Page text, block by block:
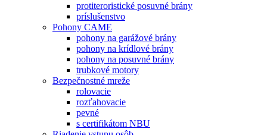
protiteroristické posuvné brány
príslušenstvo
Pohony CAME
pohony na garážové brány
pohony na krídlové brány
pohony na posuvné brány
trubkové motory
Bezpečnostné mreže
rolovacie
rozťahovacie
pevné
s certifikátom NBU